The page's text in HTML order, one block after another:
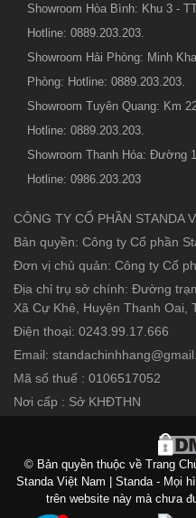
Showroom Hòa Bình: Khu 3 -
Hotline: 0889.203.203.
Showroom Hải Phòng: Minh
Phòng: Hotline: 0889.203.203.
Showroom Tuyên Quang: Km
Hotline: 0889.203.203.
Showroom Thanh Hóa: Đường
Hotline: 0986.203.203
CÔNG TY CỔ PHẦN STANDA
Bản quyền: Công ty Cổ phần
Đơn vị chủ quản: Công ty Cổ
Địa chỉ trụ sở chính: Đường
Xã Cự Khê, Huyện Thanh Oai,
Điện thoại: 0243.99.17.666
Email:
Mã số thuế : 0106517052
Nơi cấp : Sở KHĐTHN
© Bản quyền thuộc về Trang
Standa Việt Nam | Standa - Mọi
trên website này mà chưa